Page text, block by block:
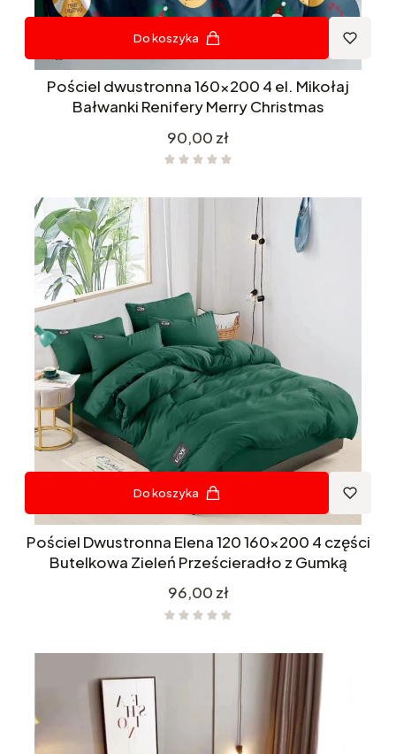
Do koszyka
Pościel dwustronna 160x200 4 el. Mikołaj
Bałwanki Renifery Merry Christmas
Cena
90,00 zł
Do koszyka
Pościel Dwustronna Elena 120 160x200 4 części
Butelkowa Zieleń Prześcieradło z Gumką
Cena
96,00 zł